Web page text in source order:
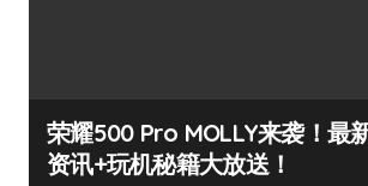
荣耀500 Pro MOLLY来袭！最
资讯+玩机秘籍大放送！